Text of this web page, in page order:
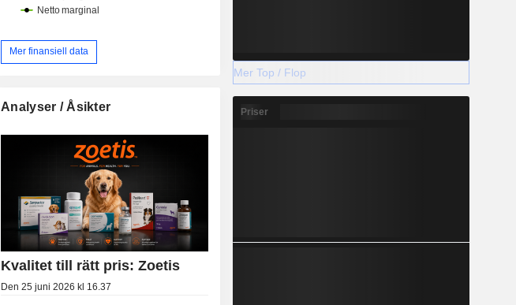
Mer finansiell data
Analyser / Åsikter
Kvalitet till rätt pris: Zoetis
Den 25 juni 2026 kl 16.37
Mer Top / Flop
Priser